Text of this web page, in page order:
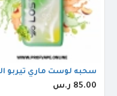
سحبه لوست ماري تيربو الجاهزة (35000 سحبة)
85.00 ر.س